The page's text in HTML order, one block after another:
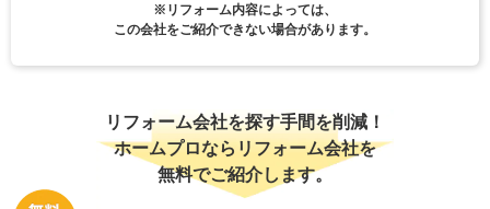
※リフォーム内容によっては、
この会社をご紹介できない場合があります。
リフォーム会社を探す手間を削減！
ホームプロならリフォーム会社を
無料でご紹介します。